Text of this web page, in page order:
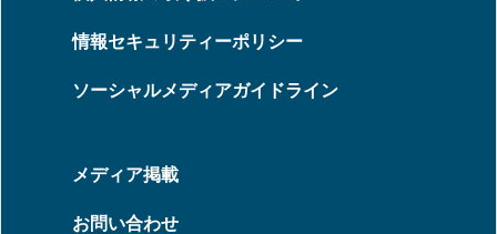
情報セキュリティーポリシー
ソーシャルメディアガイドライン
メディア掲載
お問い合わせ